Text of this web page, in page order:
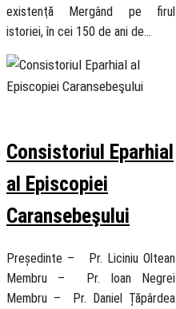
existenţă Mergând pe firul
istoriei, în cei 150 de ani de…
Consistoriul Eparhial
al Episcopiei
Caransebeşului
Președinte – Pr. Liciniu Oltean
Membru – Pr. Ioan Negrei
Membru – Pr. Daniel Țăpârdea